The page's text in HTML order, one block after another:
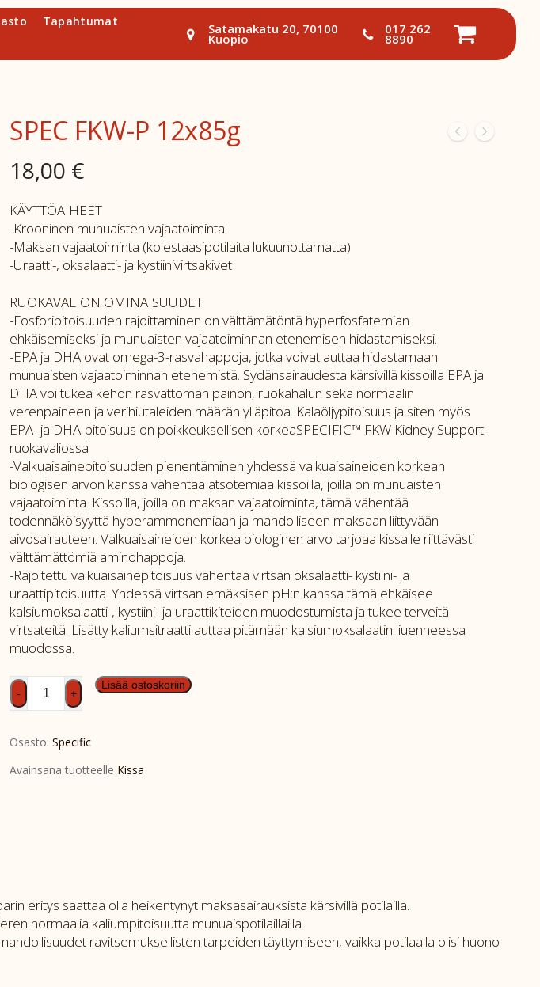
Tapahtumat
Satamakatu 20, 70100
Kuopio
017 262
8890
SPEC FKW-P 12x85g
18,00 €
KÄYTTÖAIHEET
-Krooninen munuaisten vajaatoiminta
-Maksan vajaatoiminta (kolestaasipotilaita lukuunottamatta)
-Uraatti-, oksalaatti- ja kystiinivirtsakivet
RUOKAVALION OMINAISUUDET
-Fosforipitoisuuden rajoittaminen on välttämätöntä hyperfosfatemian
ehkäisemiseksi ja munuaisten vajaatoiminnan etenemisen hidastamiseksi.
-EPA ja DHA ovat omega-3-rasvahappoja, jotka voivat auttaa hidastamaan
munuaisten vajaatoiminnan etenemistä. Sydänsairaudesta kärsivillä kissoilla EPA ja
DHA voi tukea kehon rasvattoman painon, ruokahalun sekä normaalin
verenpaineen ja verihiutaleiden määrän ylläpitoa. Kalaöljypitoisuus ja siten myös
EPA- ja DHA-pitoisuus on poikkeuksellisen korkeaSPECIFIC™ FKW Kidney Support-
ruokavaliossa
-Valkuaisainepitoisuuden pienentäminen yhdessä valkuaisaineiden korkean
biologisen arvon kanssa vähentää atsotemiaa kissoilla, joilla on munuaisten
vajaatoiminta. Kissoilla, joilla on maksan vajaatoiminta, tämä vähentää
todennäköisyyttä hyperammonemiaan ja mahdolliseen maksaan liittyvään
aivosairauteen. Valkuaisaineiden korkea biologinen arvo tarjoaa kissalle riittävästi
välttämättömiä aminohappoja.
-Rajoitettu valkuaisainepitoisuus vähentää virtsan oksalaatti- kystiini- ja
uraattipitoisuutta. Yhdessä virtsan emäksisen pH:n kanssa tämä ehkäisee
kalsiumoksalaatti-, kystiini- ja uraattikiteiden muodostumista ja tukee terveitä
virtsateitä. Lisätty kaliumsitraatti auttaa pitämään kalsiumoksalaatin liuenneessa
muodossa.
SPEC
FKW-
12x85g
määrä
- +
Lisää ostoskoriin
Osasto: Specific
Avainsana tuotteelle Kissa
eritys saattaa olla heikentynyt maksasairauksista kärsivillä potilailla.
normaalia kaliumpitoisuutta munuaispotilaillailla.
ravitsemuksellisten tarpeiden täyttymiseen, vaikka potilaalla olisi huono